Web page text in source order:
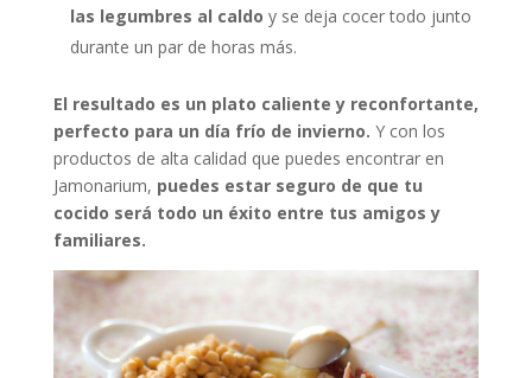
las legumbres al caldo y se deja cocer todo junto
durante un par de horas más.
El resultado es un plato caliente y reconfortante,
perfecto para un día frío de invierno. Y con los
productos de alta calidad que puedes encontrar en
Jamonarium, puedes estar seguro de que tu
cocido será todo un éxito entre tus amigos y
familiares.